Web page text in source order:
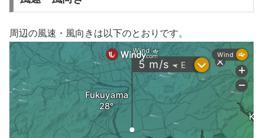
周辺の風速・風向きは以下のとおりです。